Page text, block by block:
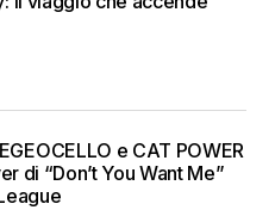
e CAT POWER
di “Don’t You Want Me”